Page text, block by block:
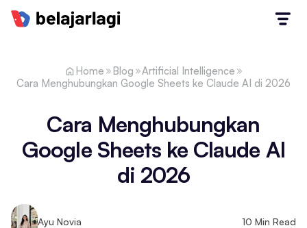
Home Blog
Artificial Intelligence
Cara Menghubungkan Google Sheets ke Claude AI di 2026
Cara Menghubungkan
Google Sheets ke Claude AI
di 2026
Ayu Novia 10 Min Read